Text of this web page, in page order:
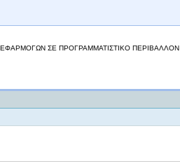
ΕΦΑΡΜΟΓΩΝ ΣΕ ΠΡΟΓΡΑΜΜΑΤΙΣΤΙΚΟ ΠΕΡΙΒΑΛΛΟΝ